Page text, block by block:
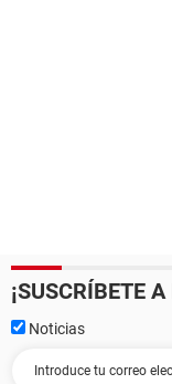
¡SUSCRÍBETE
Noticias